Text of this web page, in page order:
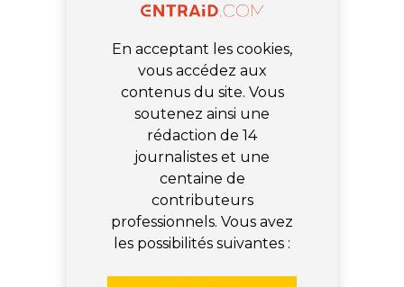
En acceptant les cookies,
vous accédez aux
contenus du site. Vous
soutenez ainsi une
rédaction de 14
journalistes et une
centaine de
contributeurs
professionnels. Vous avez
les possibilités suivantes :